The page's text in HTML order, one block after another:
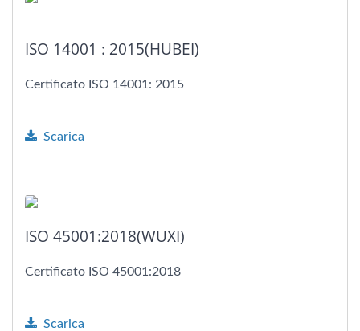
ISO 14001 : 2015(HUBEI)
Certificato ISO 14001: 2015
Scarica
ISO 45001:2018(WUXI)
Certificato ISO 45001:2018
Scarica